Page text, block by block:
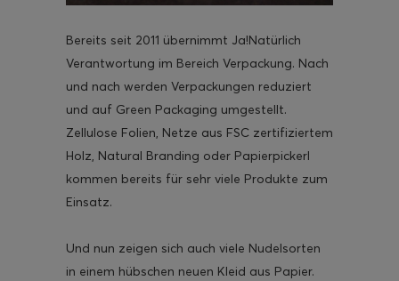
Bereits seit 2011 übernimmt Ja!Natürlich
Verantwortung im Bereich Verpackung. Nach
und nach werden Verpackungen reduziert
und auf Green Packaging umgestellt.
Zellulose Folien, Netze aus FSC zertifiziertem
Holz, Natural Branding oder Papierpickerl
kommen bereits für sehr viele Produkte zum
Einsatz.
Und nun zeigen sich auch viele Nudelsorten
in einem hübschen neuen Kleid aus Papier.